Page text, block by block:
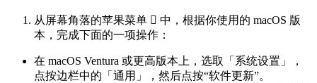
从屏幕角落的苹果菜单  中，根据你使用的 macOS 版
本，完成下面的一项操作：
在 macOS Ventura 或更高版本上，选取「系统设置」，
点按边栏中的「通用」，然后点按“软件更新”。